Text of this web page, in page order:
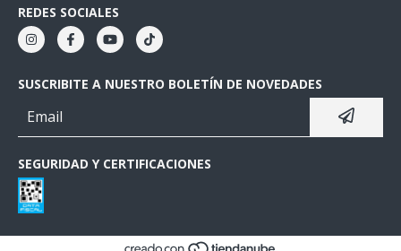
REDES SOCIALES
SUSCRIBITE A NUESTRO BOLETÍN DE NOVEDADES
SEGURIDAD Y CERTIFICACIONES